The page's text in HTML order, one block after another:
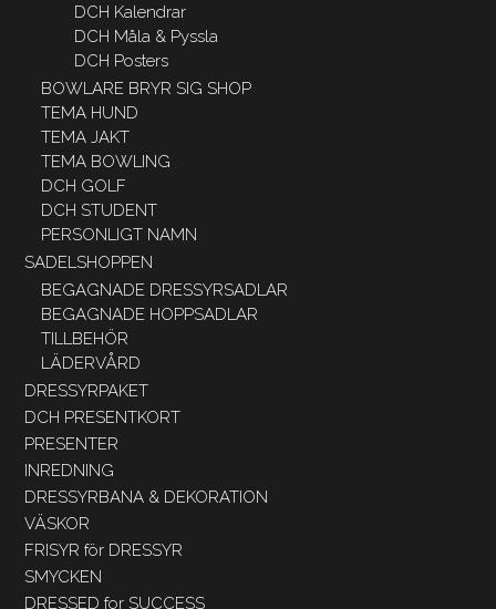
DCH Kalendrar
DCH Måla & Pyssla
DCH Posters
BOWLARE BRYR SIG SHOP
TEMA HUND
TEMA JAKT
TEMA BOWLING
DCH GOLF
DCH STUDENT
PERSONLIGT NAMN
SADELSHOPPEN
BEGAGNADE DRESSYRSADLAR
BEGAGNADE HOPPSADLAR
TILLBEHÖR
LÄDERVÅRD
DRESSYRPAKET
DCH PRESENTKORT
PRESENTER
INREDNING
DRESSYRBANA & DEKORATION
VÄSKOR
FRISYR för DRESSYR
SMYCKEN
DRESSED for SUCCESS